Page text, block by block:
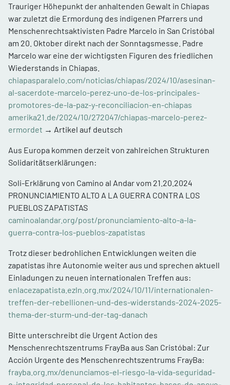
Trauriger Höhepunkt der anhaltenden Gewalt in Chiapas
war zuletzt die Ermordung des indigenen Pfarrers und
Menschenrechtsaktivisten Padre Marcelo in San Cristóbal
am 20. Oktober direkt nach der Sonntagsmesse. Padre
Marcelo war eine der wichtigsten Figuren des friedlichen
Wiederstands in Chiapas.
chiapasparalelo.com/noticias/chiapas/2024/10/asesinan-
al-sacerdote-marcelo-perez-uno-de-los-principales-
promotores-de-la-paz-y-reconciliacion-en-chiapas
amerika21.de/2024/10/272047/chiapas-marcelo-perez-
ermordet → Artikel auf deutsch
Aus Europa kommen derzeit von zahlreichen Strukturen
Solidaritätserklärungen:
Soli-Erklärung von Camino al Andar vom 21.20.2024
PRONUNCIAMIENTO ALTO A LA GUERRA CONTRA LOS
PUEBLOS ZAPATISTAS
caminoalandar.org/post/pronunciamiento-alto-a-la-
guerra-contra-los-pueblos-zapatistas
Trotz dieser bedrohlichen Entwicklungen weiten die
zapatistas ihre Autonomie weiter aus und sprechen aktuell
Einladungen zu neuen internationalen Treffen aus:
enlacezapatista.ezln.org.mx/2024/10/11/internationalen-
treffen-der-rebellionen-und-des-widerstands-2024-2025-
thema-der-sturm-und-der-tag-danach
Bitte unterschreibt die Urgent Action des
Menschenrechtszentrums FrayBa aus San Cristóbal: Zur
Acción Urgente des Menschenrechtszentrums FrayBa:
frayba.org.mx/denunciamos-el-riesgo-la-vida-seguridad-